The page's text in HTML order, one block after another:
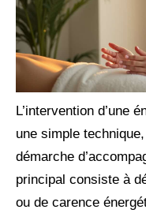
L’intervention d’une
une simple
démarche
principal consiste à
ou de carence